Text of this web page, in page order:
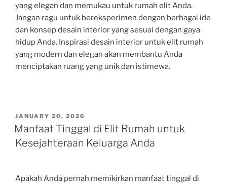
yang elegan dan memukau untuk rumah elit Anda.
Jangan ragu untuk bereksperimen dengan berbagai ide
dan konsep desain interior yang sesuai dengan gaya
hidup Anda. Inspirasi desain interior untuk elit rumah
yang modern dan elegan akan membantu Anda
menciptakan ruang yang unik dan istimewa.
POSTED
ON
JANUARY 20, 2026
Manfaat Tinggal di Elit Rumah untuk
Kesejahteraan Keluarga Anda
Apakah Anda pernah memikirkan manfaat tinggal di